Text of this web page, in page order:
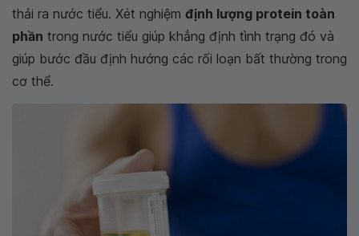
thải ra nước tiểu. Xét nghiệm định lượng protein toàn
phần trong nước tiểu giúp khẳng định tình trạng đó và
giúp bước đầu định hướng các rối loạn bất thường trong
cơ thể.